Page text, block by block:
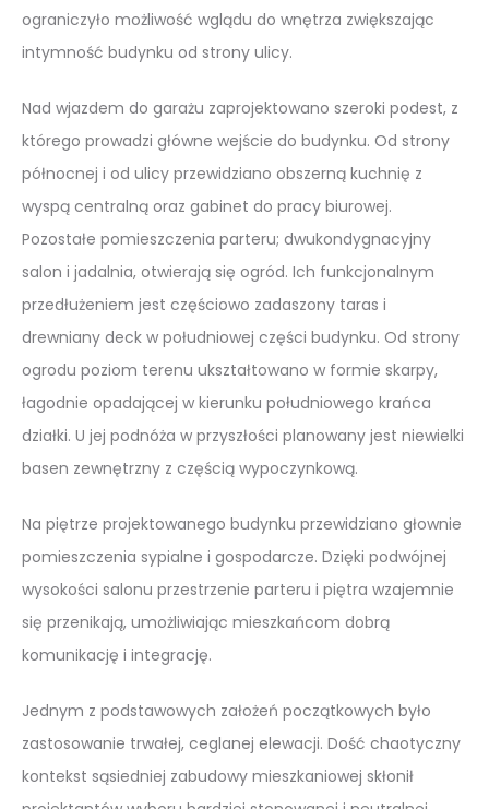
ograniczyło możliwość wglądu do wnętrza zwiększając
intymność budynku od strony ulicy.
Nad wjazdem do garażu zaprojektowano szeroki podest, z
którego prowadzi główne wejście do budynku. Od strony
północnej i od ulicy przewidziano obszerną kuchnię z
wyspą centralną oraz gabinet do pracy biurowej.
Pozostałe pomieszczenia parteru; dwukondygnacyjny
salon i jadalnia, otwierają się ogród. Ich funkcjonalnym
przedłużeniem jest częściowo zadaszony taras i
drewniany deck w południowej części budynku. Od strony
ogrodu poziom terenu ukształtowano w formie skarpy,
łagodnie opadającej w kierunku południowego krańca
działki. U jej podnóża w przyszłości planowany jest niewielki
basen zewnętrzny z częścią wypoczynkową.
Na piętrze projektowanego budynku przewidziano głownie
pomieszczenia sypialne i gospodarcze. Dzięki podwójnej
wysokości salonu przestrzenie parteru i piętra wzajemnie
się przenikają, umożliwiając mieszkańcom dobrą
komunikację i integrację.
Jednym z podstawowych założeń początkowych było
zastosowanie trwałej, ceglanej elewacji. Dość chaotyczny
kontekst sąsiedniej zabudowy mieszkaniowej skłonił